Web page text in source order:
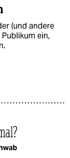
(und andere
ein,